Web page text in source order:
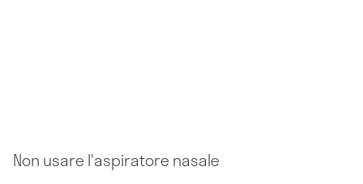
Non usare l'aspiratore nasale